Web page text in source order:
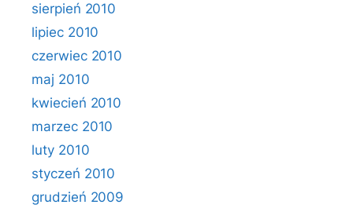
sierpień 2010
lipiec 2010
czerwiec 2010
maj 2010
kwiecień 2010
marzec 2010
luty 2010
styczeń 2010
grudzień 2009